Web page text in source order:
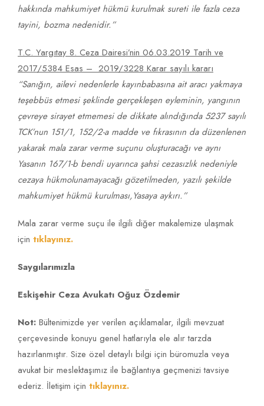
hakkında mahkumiyet hükmü kurulmak sureti ile fazla ceza
tayini, bozma nedenidir.”
T.C. Yargıtay 8. Ceza Dairesi’nin 06.03.2019 Tarih ve
2017/5384 Esas – 2019/3228 Karar sayılı kararı
“Sanığın, ailevi nedenlerle kayınbabasına ait aracı yakmaya
teşebbüs etmesi şeklinde gerçekleşen eyleminin, yangının
çevreye sirayet etmemesi de dikkate alındığında 5237 sayılı
TCK’nun 151/1, 152/2-a madde ve fıkrasının da düzenlenen
yakarak mala zarar verme suçunu oluşturacağı ve aynı
Yasanın 167/1-b bendi uyarınca şahsi cezasızlık nedeniyle
cezaya hükmolunamayacağı gözetilmeden, yazılı şekilde
mahkumiyet hükmü kurulması,Yasaya aykırı.”
Mala zarar verme suçu ile ilgili diğer makalemize ulaşmak
için tıklayınız.
Saygılarımızla
Eskişehir Ceza Avukatı Oğuz Özdemir
Not: Bültenimizde yer verilen açıklamalar, ilgili mevzuat
çerçevesinde konuyu genel hatlarıyla ele alır tarzda
hazırlanmıştır. Size özel detaylı bilgi için büromuzla veya
avukat bir meslektaşımız ile bağlantıya geçmenizi tavsiye
ederiz. İletişim için tıklayınız.